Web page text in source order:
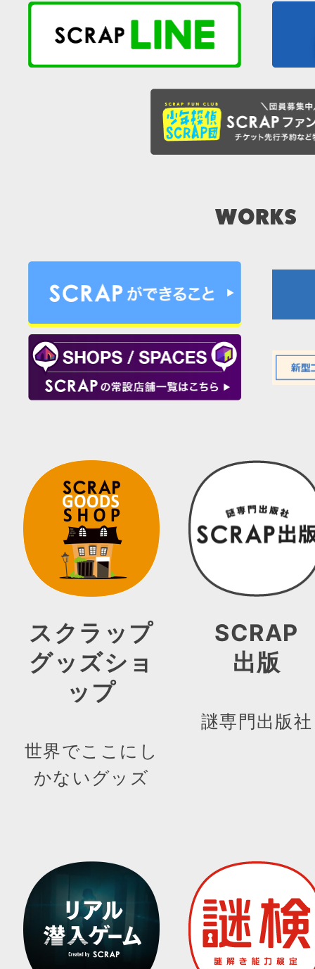
スクラップ
グッズショ
ップ
世界でここにし
かないグッズ
SCRAP
出版
謎専門出版社